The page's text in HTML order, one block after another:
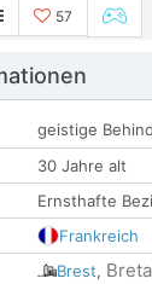
57
geistige
30 Jahre alt
Ernsthafte
Frankreich
Brest,